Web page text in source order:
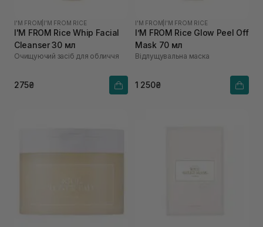
I'M FROM I'M FROM RICE
I'M FROM Rice Whip Facial
Cleanser 30 мл
Очищуючий засіб для обличчя
275₴
I'M FROM I'M FROM RICE
I’M FROM Rice Glow Peel Off
Mask 70 мл
Відлущувальна маска
1 250₴